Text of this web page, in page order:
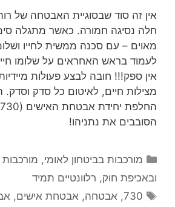
אין זה סוד שבסוגיית האבטחה של
חלה נסיגה חמורה. כאשר מתגלה
מאוים – עם סכנה ממשית לחייו
לעמוד בראש האחראים על שלומו
אין ספק!!! חובה לבצע פעולות
מצילות חיים, לאיטום כל סדק
הסובבים את נתניהו!
קטגוריות
מורכבות בביטחון לאומי,
ובאכיפת חוק, רלוונטיים תמיד
תגיות
730
, אבטחה, אבטחת אישים,